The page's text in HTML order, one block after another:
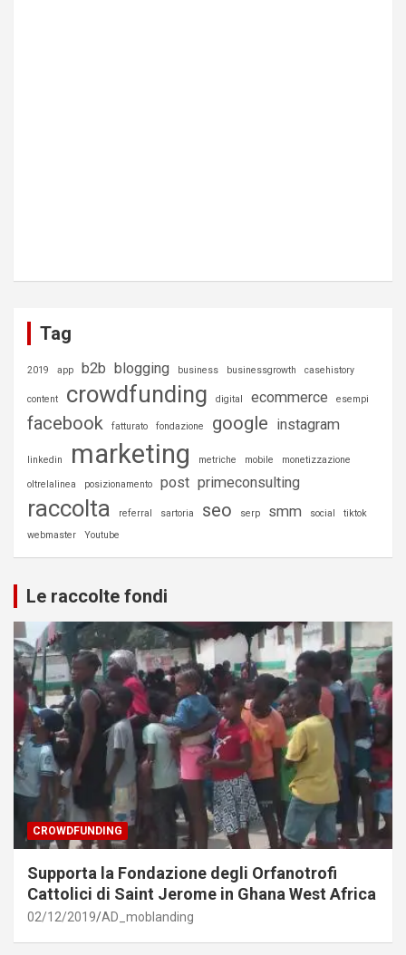
Tag
2019 app b2b blogging business businessgrowth casehistory
content crowdfunding digital ecommerce esempi
facebook fatturato fondazione google instagram
linkedin marketing metriche mobile monetizzazione
oltrelalinea posizionamento post primeconsulting
raccolta referral sartoria seo serp smm social
tiktok
webmaster
Youtube
Le raccolte fondi
CROWDFUNDING
Supporta la Fondazione degli Orfanotrofi
Cattolici di Saint Jerome in Ghana West Africa
02/12/2019 AD_moblanding